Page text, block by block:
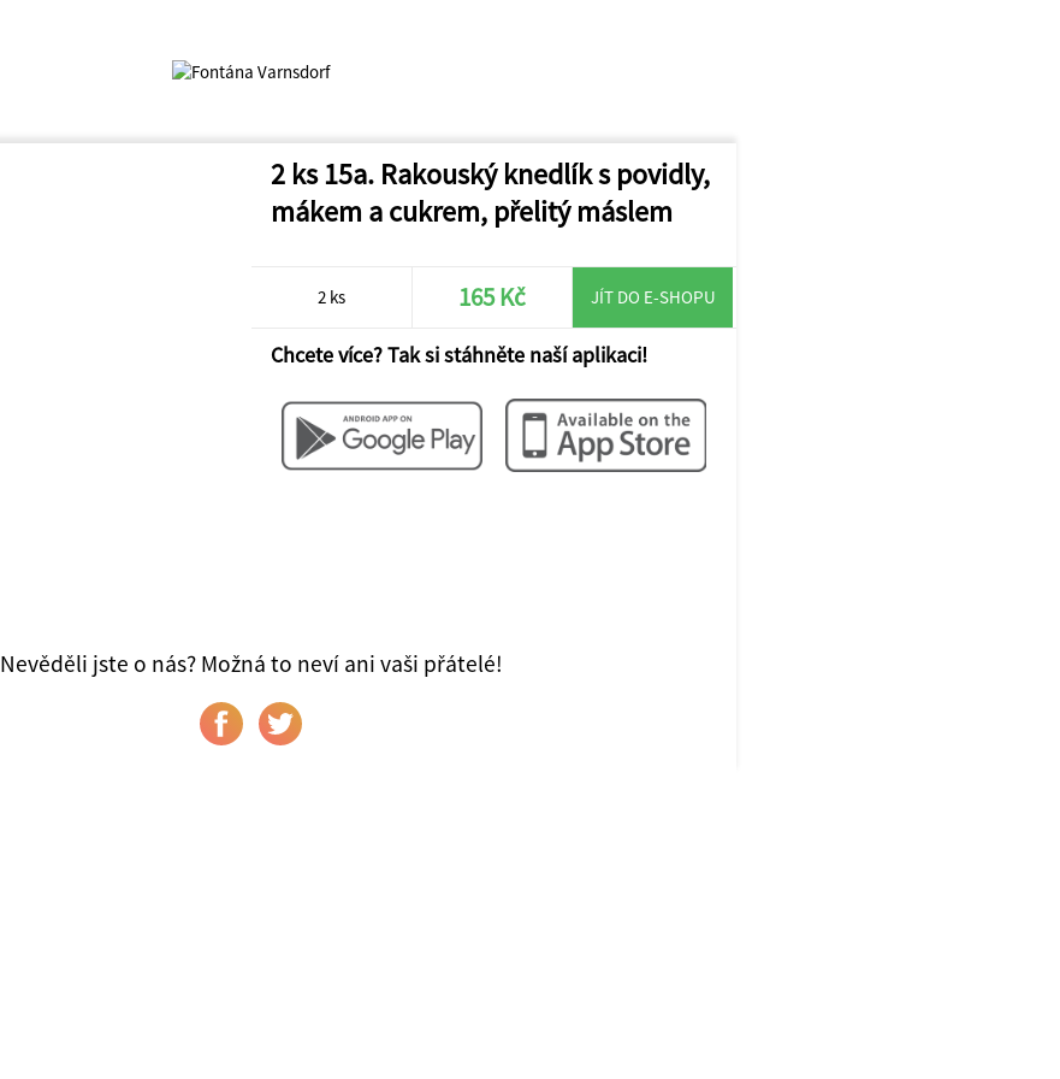
2 ks 15a. Rakouský knedlík s povidly,
mákem a cukrem, přelitý máslem
2 ks 165 Kč JÍT DO E-SHOPU
Chcete více? Tak si stáhněte naší aplikaci!
Nevěděli jste o nás? Možná to neví ani vaši přátelé!